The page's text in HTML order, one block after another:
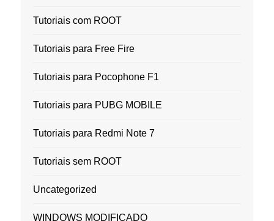
Tutoriais com ROOT
Tutoriais para Free Fire
Tutoriais para Pocophone F1
Tutoriais para PUBG MOBILE
Tutoriais para Redmi Note 7
Tutoriais sem ROOT
Uncategorized
WINDOWS MODIFICADO